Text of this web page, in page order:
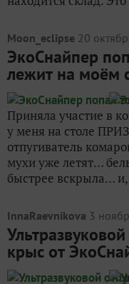
Moon_eclipse 20
ЭкоСнайпер
лежит на моём
Приняла участие в
у меня на столе
отпугиватель
мухи уже летят…
быстрее вскрыла…
InnaRaevnikova 3
крыс от